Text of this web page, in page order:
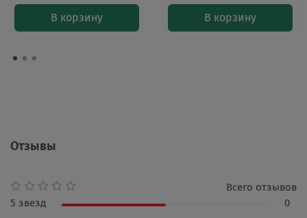
В корзину В корзину
Отзывы
Всего отзывов
5 звезд
0